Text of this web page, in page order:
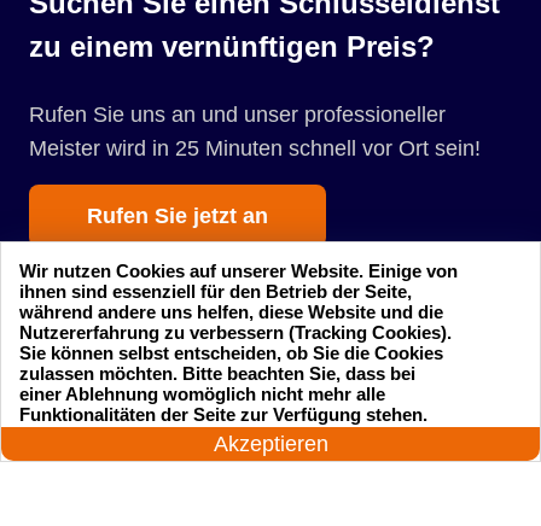
zu einem vernünftigen Preis?
Rufen Sie uns an und unser professioneller
Meister wird in 25 Minuten schnell vor Ort sein!
Rufen Sie jetzt an
Startseite Einsatzgebiete
Preise
24 Stunden am Tag
Akzeptieren
Wir nutzen Cookies auf unserer Website. Einige von
ihnen sind essenziell für den Betrieb der Seite,
während andere uns helfen, diese Website und die
Nutzererfahrung zu verbessern (Tracking Cookies).
Sie können selbst entscheiden, ob Sie die Cookies
zulassen möchten. Bitte beachten Sie, dass bei
einer Ablehnung womöglich nicht mehr alle
Funktionalitäten der Seite zur Verfügung stehen.